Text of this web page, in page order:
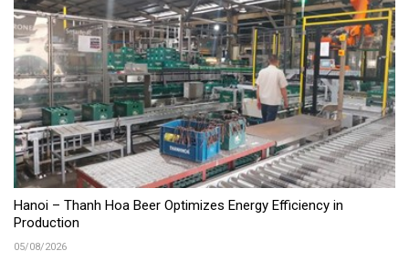
Hanoi – Thanh Hoa Beer Optimizes Energy Efficiency in
Production
05/08/2026